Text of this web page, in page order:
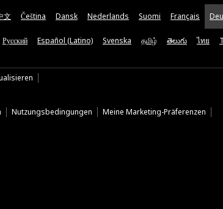
文 Čeština Dansk Nederlands Suomi Français
Русский Español (Latino) Svenska தமிழ் తెలుగు ไทย
Nutzungsbedingungen Meine Marketing-Präferenzen